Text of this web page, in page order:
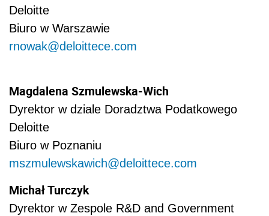
Deloitte
Biuro w Warszawie
rnowak@deloittece.com
Magdalena Szmulewska-Wich
Dyrektor w dziale Doradztwa Podatkowego
Deloitte
Biuro w Poznaniu
mszmulewskawich@deloittece.com
Michał Turczyk
Dyrektor w Zespole R&D and Government